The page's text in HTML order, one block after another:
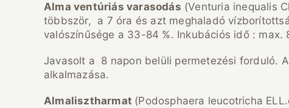
Alma ventúriás varasodás (Venturia inequalis
többször, a 7 óra és azt meghaladó
valószínűsége a 33-84 %. Inkubációs idő : max.
Javasolt a 8 napon belüli permetezési forduló.
alkalmazása.
Almalisztharmat (Podosphaera leucotricha